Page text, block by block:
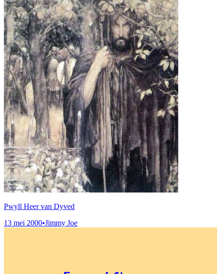
Pwyll Heer van Dyved
13 mei 2000•Jimmy Joe